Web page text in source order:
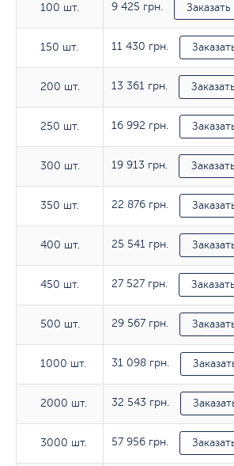
100 шт.
150 шт.
200 шт.
250 шт.
300 шт.
350 шт.
400 шт.
450 шт.
500 шт.
1000 шт.
2000 шт.
3000 шт.
100 шт. 9 425 грн. Заказать
150 шт. 11 430 грн.
200 шт. 13 361 грн. Заказать
250 шт. 16 992 грн.
300 шт. 19 913 грн. Заказать
350 шт. 22 876 грн.
400 шт. 25 541 грн.
450 шт. 27 527 грн. Заказать
500 шт. 29 567 грн.
1000 шт. 31 098 грн.
2000 шт. 32 543 грн.
3000 шт. 57 956 грн.